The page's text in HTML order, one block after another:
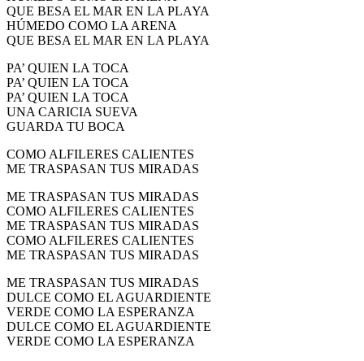
QUE BESA EL MAR EN LA PLAYA
HÚMEDO COMO LA ARENA
QUE BESA EL MAR EN LA PLAYA
PA’ QUIEN LA TOCA
PA’ QUIEN LA TOCA
PA’ QUIEN LA TOCA
UNA CARICIA SUEVA
GUARDA TU BOCA
COMO ALFILERES CALIENTES
ME TRASPASAN TUS MIRADAS
ME TRASPASAN TUS MIRADAS
COMO ALFILERES CALIENTES
ME TRASPASAN TUS MIRADAS
COMO ALFILERES CALIENTES
ME TRASPASAN TUS MIRADAS
ME TRASPASAN TUS MIRADAS
DULCE COMO EL AGUARDIENTE
VERDE COMO LA ESPERANZA
DULCE COMO EL AGUARDIENTE
VERDE COMO LA ESPERANZA